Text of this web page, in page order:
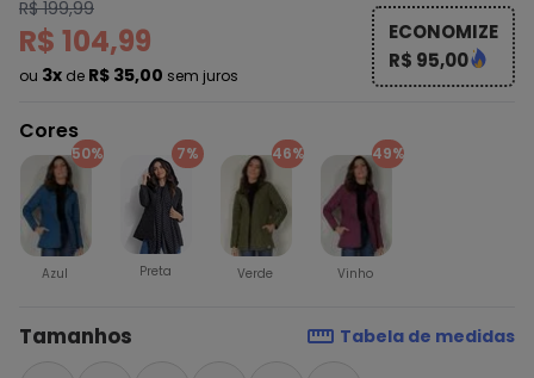
R$ 199,99
R$ 104,99
ou 3x de R$ 35,00 sem juros
ECONOMIZE
R$ 95,00
Cores
50%
Azul
7%
Preta
46%
Verde
49%
Vinho
Tamanhos Tabela de medidas